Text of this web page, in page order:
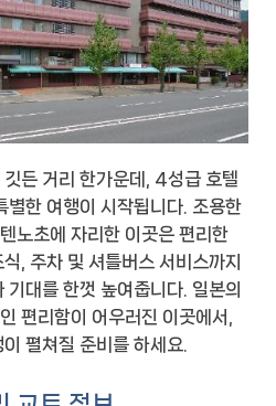
든 거리 한가운데, 4성급 호텔
별한 여행이 시작됩니다. 조용한
노초에 자리한 이곳은 편리한
, 주차 및 셔틀버스 서비스까지
대를 한껏 높여줍니다. 일본의
편리함이 어우러진 이곳에서,
펼쳐질 준비를 하세요.